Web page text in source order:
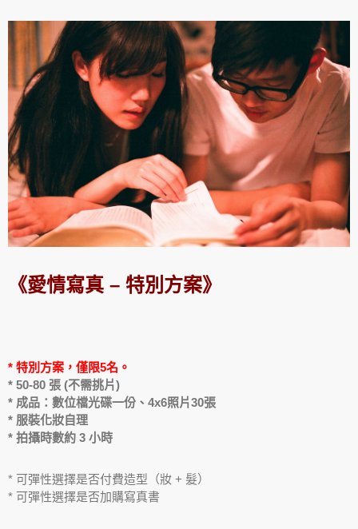
《愛情寫真 – 特別方案》
* 特別方案，僅限5名。
* 50-80 張 (不需挑片)
* 成品：數位檔光碟一份、4x6照片30張
* 服裝化妝自理
* 拍攝時數約 3 小時
* 可彈性選擇是否付費造型（妝 + 髮）
* 可彈性選擇是否加購寫真書